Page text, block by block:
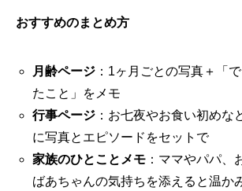
おすすめのまとめ方
月齢ページ：1ヶ月ごとの写真＋「
たこと」をメモ
行事ページ：お七夜やお食い初めな
に写真とエピソードをセットで
家族のひとことメモ：ママやパパ、
ばあちゃんの気持ちを添えると温か